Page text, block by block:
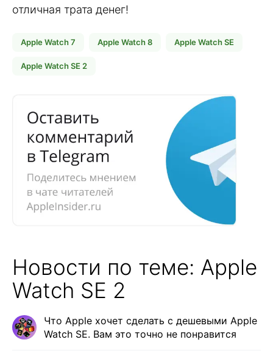
отличная трата денег!
Apple Watch 7 Apple Watch 8 Apple Watch SE
Apple Watch SE 2
Новости по теме: Apple
Watch SE 2
Что Apple хочет сделать с дешевыми Apple
Watch SE. Вам это точно не понравится